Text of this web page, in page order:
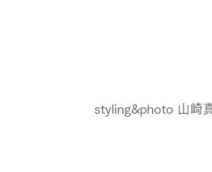
styling&photo 山崎